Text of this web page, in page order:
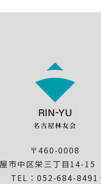
〒460-0008
屋市中区栄三丁目14-
TEL： 052-684-8491